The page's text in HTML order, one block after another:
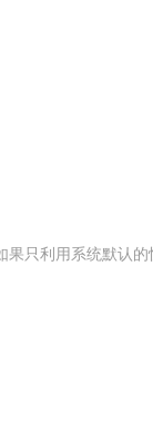
果只利用系统默认的